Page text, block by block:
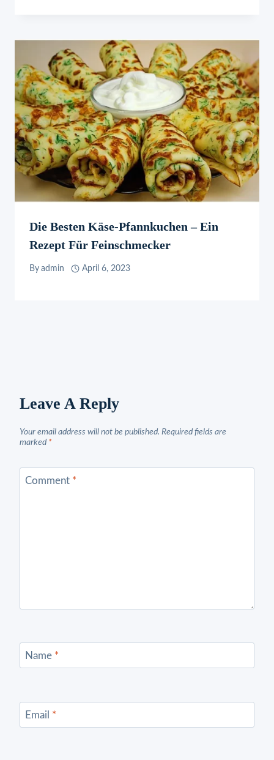
Die Besten Käse-Pfannkuchen – Ein
Rezept Für Feinschmecker
By admin April 6, 2023
Leave A Reply
Your email address will not be published. Required fields are
marked *
Comment *
Name *
Email *